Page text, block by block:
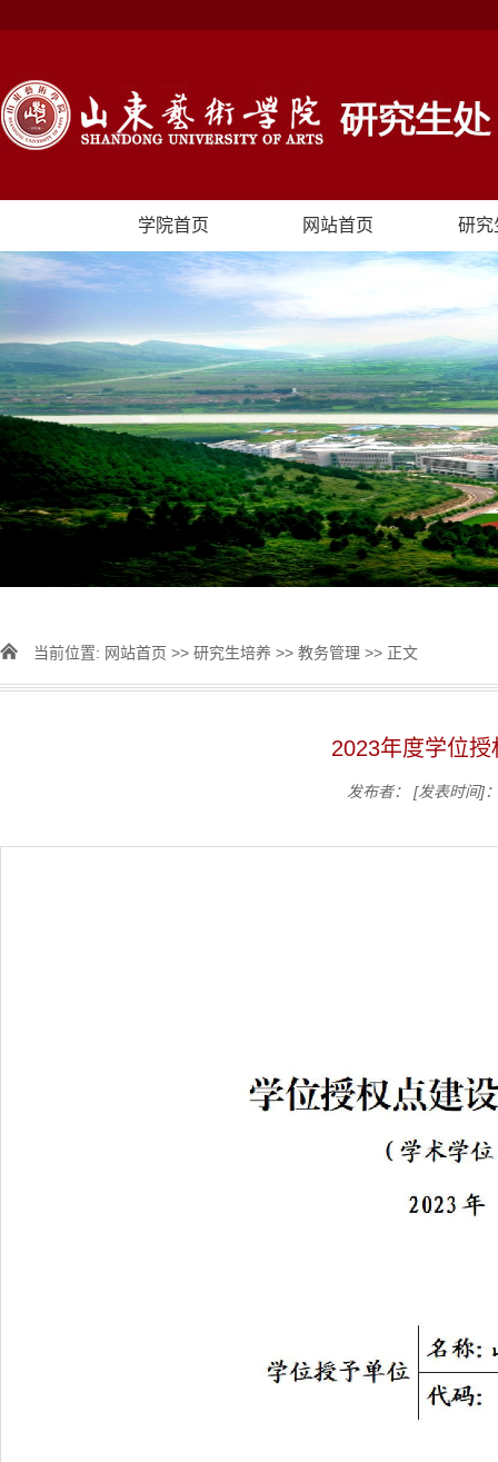
学院首页 网站首页 研究
当前位置: 网站首页 >> 研究生培养 >> 教务管理 >> 正文
2023年度学位
发布者： [发表时间]